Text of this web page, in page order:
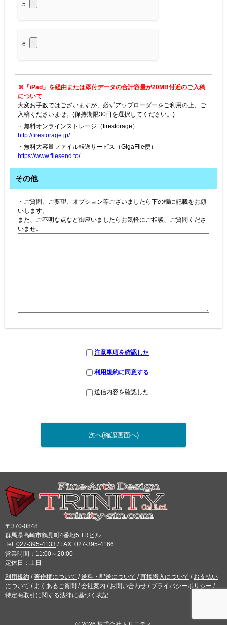
5
6
※「iPad」を経由または添付データの合計容量が20MB付近のご入稿
について
大変お手数ではございますが、必ずアップローダーをご利用の上、ご
入稿くださいませ。(保持期限30日を選択してください。)
・無料オンラインストレージ（firestorage）
http://firestorage.jp/
・無料大容量ファイル転送サービス（GigaFile便）
https://www.filesend.to/
その他
・ご質問、ご要望、オプション等ございましたら下の欄に記載をお願
いします。
また、ご不明な点など御座いましたらお気軽にご相談、ご質問くださ
いませ。
注意事項を確認した
利用規約に同意する
送信内容を確認した
〒370-0848
群馬県高崎市鶴見町4番地5 TRビル
Tel: 027-395-4133 / FAX :027-395-4166
営業時間：11:00～20:00
定休日：土日
利用規約 /著作権について /送料・配送について /直接搬入について / お支払い
について / よくあるご質問 /会社案内 / お問い合わせ / プライバシーポリシー /
特定商取引に関する法律に基づく表記